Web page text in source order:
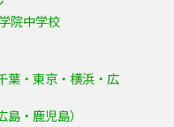
院中学校
葉・東京・横浜・広
・鹿児島）